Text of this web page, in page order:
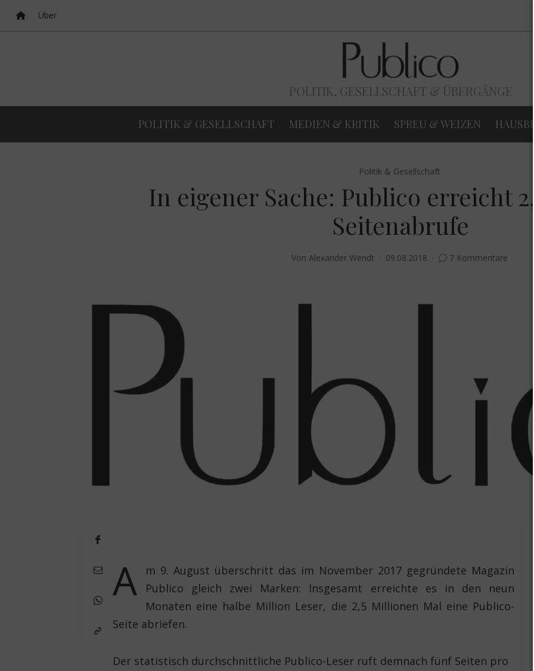
Über
POLITIK, GESELLSCHAFT & ÜBERGÄNGE
POLITIK & GESELLSCHAFT MEDIEN & KRITIK SPREU & WEIZEN
Politik & Gesellschaft
In eigener Sache: Publico erreicht
Seitenabrufe
Von Alexander Wendt 09.08.2018 7 Kommentare
A
m 9. August überschritt das im November 2017 gegründete Magazin
Publico gleich zwei Marken: Insgesamt erreichte es in den neun
Monaten eine halbe Million Leser, die 2,5 Millionen Mal eine Publico-
Seite abriefen.
Der statistisch durchschnittliche Publico-Leser ruft demnach fünf Seiten pro